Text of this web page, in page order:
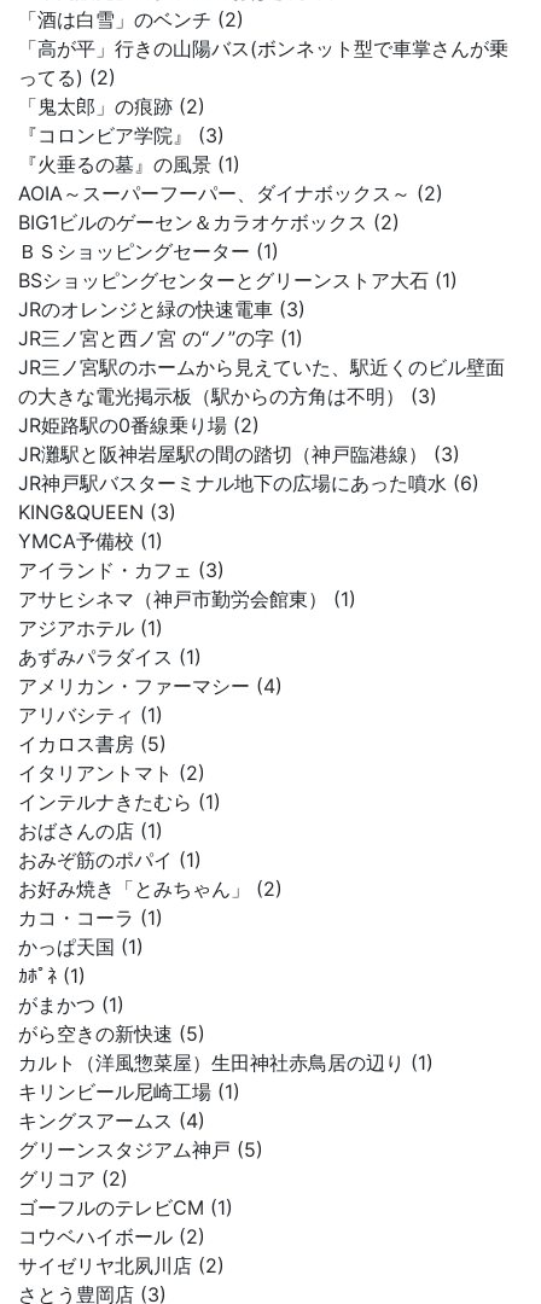
「酒は白雪」のベンチ (2)
「高が平」行きの山陽バス(ボンネット型で車掌さんが乗
ってる) (2)
「鬼太郎」の痕跡 (2)
『コロンビア学院』 (3)
『火垂るの墓』の風景 (1)
AOIA～スーパーフーパー、ダイナボックス～ (2)
BIG1ビルのゲーセン＆カラオケボックス (2)
ＢＳショッピングセーター (1)
BSショッピングセンターとグリーンストア大石 (1)
JRのオレンジと緑の快速電車 (3)
JR三ノ宮と西ノ宮 の“ノ”の字 (1)
JR三ノ宮駅のホームから見えていた、駅近くのビル壁面
の大きな電光掲示板（駅からの方角は不明） (3)
JR姫路駅の0番線乗り場 (2)
JR灘駅と阪神岩屋駅の間の踏切（神戸臨港線） (3)
JR神戸駅バスターミナル地下の広場にあった噴水 (6)
KING&QUEEN (3)
YMCA予備校 (1)
アイランド・カフェ (3)
アサヒシネマ（神戸市勤労会館東） (1)
アジアホテル (1)
あずみパラダイス (1)
アメリカン・ファーマシー (4)
アリバシティ (1)
イカロス書房 (5)
イタリアントマト (2)
インテルナきたむら (1)
おばさんの店 (1)
おみぞ筋のポパイ (1)
お好み焼き「とみちゃん」 (2)
カコ・コーラ (1)
かっぱ天国 (1)
ｶﾎﾟﾈ (1)
がまかつ (1)
がら空きの新快速 (5)
カルト（洋風惣菜屋）生田神社赤鳥居の辺り (1)
キリンビール尼崎工場 (1)
キングスアームス (4)
グリーンスタジアム神戸 (5)
グリコア (2)
ゴーフルのテレビCM (1)
コウベハイボール (2)
サイゼリヤ北夙川店 (2)
さとう豊岡店 (3)